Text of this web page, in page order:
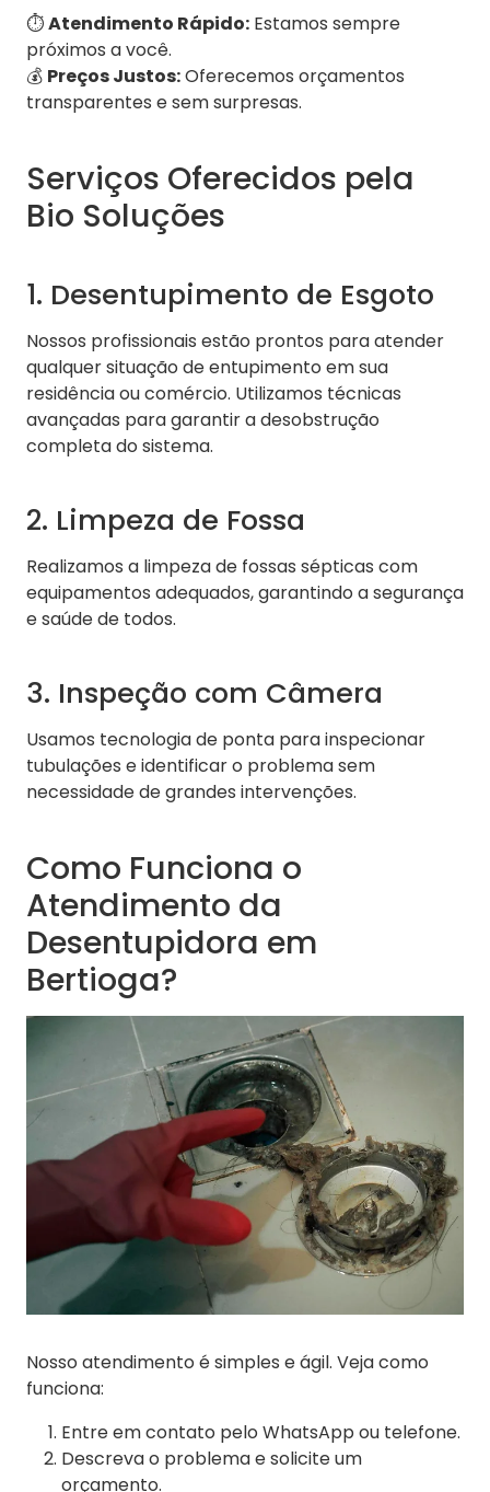
⏱️Atendimento Rápido: Estamos sempre
próximos a você.
💰 Preços Justos:Oferecemos orçamentos
transparentes e sem surpresas.
Serviços Oferecidos pela
Bio Soluções
1. Desentupimento de Esgoto
Nossos profissionais estão prontos para atender
qualquer situação de entupimento em sua
residência ou comércio. Utilizamos técnicas
avançadas para garantir a desobstrução
completa do sistema.
2. Limpeza de Fossa
Realizamos a limpeza de fossas sépticas com
equipamentos adequados, garantindo a segurança
e saúde de todos.
3. Inspeção com Câmera
Usamos tecnologia de ponta para inspecionar
tubulações e identificar o problema sem
necessidade de grandes intervenções.
Como Funciona o
Atendimento da
Desentupidora em
Bertioga?
Nosso atendimento é simples e ágil. Veja como
funciona:
Entre em contato pelo WhatsApp ou telefone.
Descreva o problema e solicite um
orçamento.